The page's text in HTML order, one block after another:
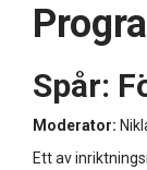
Spår:
Moderator:
Ett av